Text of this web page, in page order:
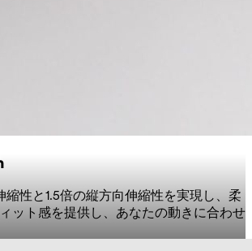
縮性と1.5倍の縦方向伸縮性を実現し、柔
ット感を提供し、あなたの動きに合わせ